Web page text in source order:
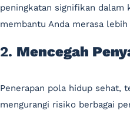
peningkatan signifikan dalam
membantu Anda merasa
2. Mencegah
Penerapan pola hidup sehat,
mengurangi risiko berbagai